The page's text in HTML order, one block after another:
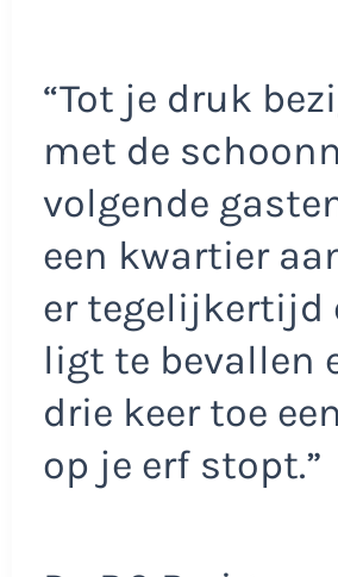
“Tot je druk
met de
volgende
een kwartier
er tegelijkertijd
ligt te bevallen
drie keer toe
op je erf stopt.”